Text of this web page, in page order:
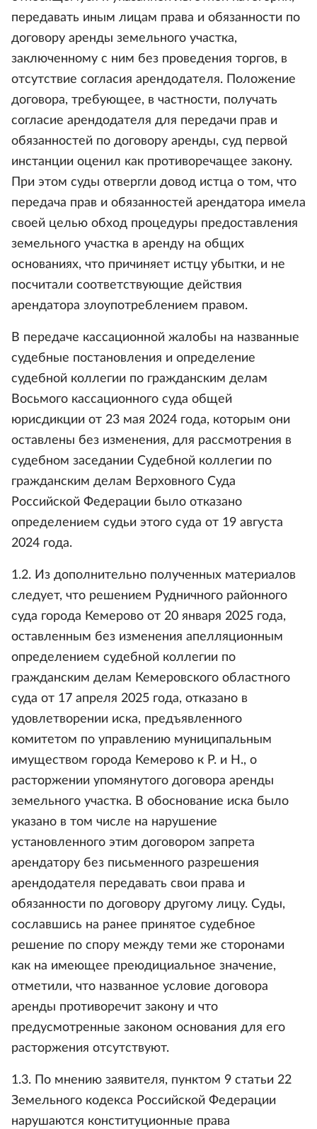
передавать иным лицам права и обязанности по
договору аренды земельного участка,
заключенному с ним без проведения торгов, в
отсутствие согласия арендодателя. Положение
договора, требующее, в частности, получать
согласие арендодателя для передачи прав и
обязанностей по договору аренды, суд первой
инстанции оценил как противоречащее закону.
При этом суды отвергли довод истца о том, что
передача прав и обязанностей арендатора имела
своей целью обход процедуры предоставления
земельного участка в аренду на общих
основаниях, что причиняет истцу убытки, и не
посчитали соответствующие действия
арендатора злоупотреблением правом.
В передаче кассационной жалобы на названные
судебные постановления и определение
судебной коллегии по гражданским делам
Восьмого кассационного суда общей
юрисдикции от 23 мая 2024 года, которым они
оставлены без изменения, для рассмотрения в
судебном заседании Судебной коллегии по
гражданским делам Верховного Суда
Российской Федерации было отказано
определением судьи этого суда от 19 августа
2024 года.
1.2. Из дополнительно полученных материалов
следует, что решением Рудничного районного
суда города Кемерово от 20 января 2025 года,
оставленным без изменения апелляционным
определением судебной коллегии по
гражданским делам Кемеровского областного
суда от 17 апреля 2025 года, отказано в
удовлетворении иска, предъявленного
комитетом по управлению муниципальным
имуществом города Кемерово к Р. и Н., о
расторжении упомянутого договора аренды
земельного участка. В обоснование иска было
указано в том числе на нарушение
установленного этим договором запрета
арендатору без письменного разрешения
арендодателя передавать свои права и
обязанности по договору другому лицу. Суды,
сославшись на ранее принятое судебное
решение по спору между теми же сторонами
как на имеющее преюдициальное значение,
отметили, что названное условие договора
аренды противоречит закону и что
предусмотренные законом основания для его
расторжения отсутствуют.
1.3. По мнению заявителя, пунктом 9 статьи 22
Земельного кодекса Российской Федерации
нарушаются конституционные права